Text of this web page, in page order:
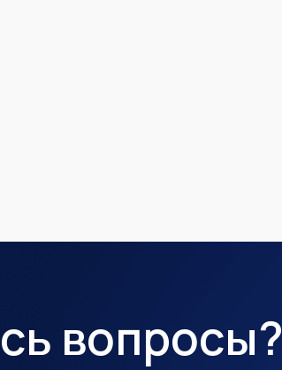
вопросы?